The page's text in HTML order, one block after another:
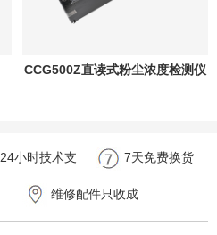
CCG500Z直读式粉尘浓度检测仪
小时技术支 7天免费换货
维修配件只收成